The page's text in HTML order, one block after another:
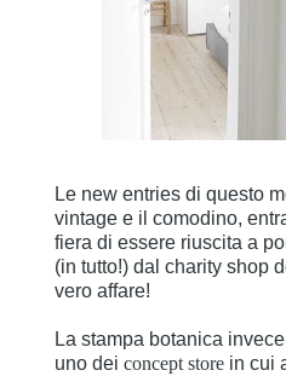
Le new entries di questo
vintage e il comodino,
fiera di essere riuscita a
(in tutto!) dal charity shop
vero affare!
La stampa botanica
uno dei concept store in cui